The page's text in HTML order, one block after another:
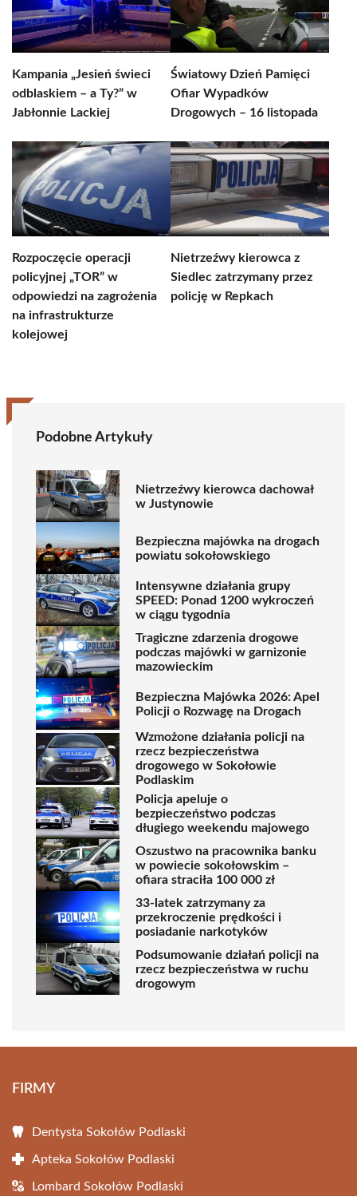
Kampania „Jesień świeci
odblaskiem – a Ty?” w
Jabłonnie Lackiej
Światowy Dzień Pamięci
Ofiar Wypadków
Drogowych – 16 listopada
Rozpoczęcie operacji
policyjnej „TOR” w
odpowiedzi na zagrożenia
na infrastrukturze
kolejowej
Nietrzeźwy kierowca z
Siedlec zatrzymany przez
policję w Repkach
Podobne Artykuły
Nietrzeźwy kierowca dachował
w Justynowie
Bezpieczna majówka na drogach
powiatu sokołowskiego
Intensywne działania grupy
SPEED: Ponad 1200 wykroczeń
w ciągu tygodnia
Tragiczne zdarzenia drogowe
podczas majówki w garnizonie
mazowieckim
Bezpieczna Majówka 2026: Apel
Policji o Rozwagę na Drogach
Wzmożone działania policji na
rzecz bezpieczeństwa
drogowego w Sokołowie
Podlaskim
Policja apeluje o
bezpieczeństwo podczas
długiego weekendu majowego
Oszustwo na pracownika banku
w powiecie sokołowskim –
ofiara straciła 100 000 zł
33-latek zatrzymany za
przekroczenie prędkości i
posiadanie narkotyków
Podsumowanie działań policji na
rzecz bezpieczeństwa w ruchu
drogowym
FIRMY
Dentysta Sokołów Podlaski
Apteka Sokołów Podlaski
Lombard Sokołów Podlaski